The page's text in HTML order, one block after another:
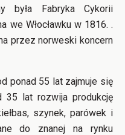
była Fabryka Cykorii
we Włocławku w 1816. .
przez norweski koncern
ponad 55 lat zajmuje się
35 lat rozwija produkcję
szynek, parówek i
do znanej na rynku